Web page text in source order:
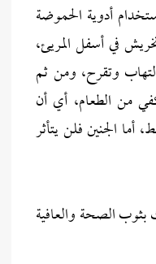
أدوية الحموضة
في أسفل المريئ،
وتقرح، ومن ثم
من الطعام، أي أن
أما الجنين فلن يتأثر
الصحة والعافية